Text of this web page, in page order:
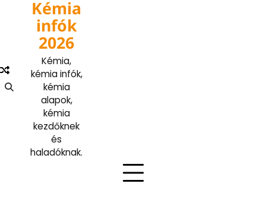
Kémia
infók
2026
Kémia,
kémia infók,
kémia
alapok,
kémia
kezdőknek
és
haladóknak.